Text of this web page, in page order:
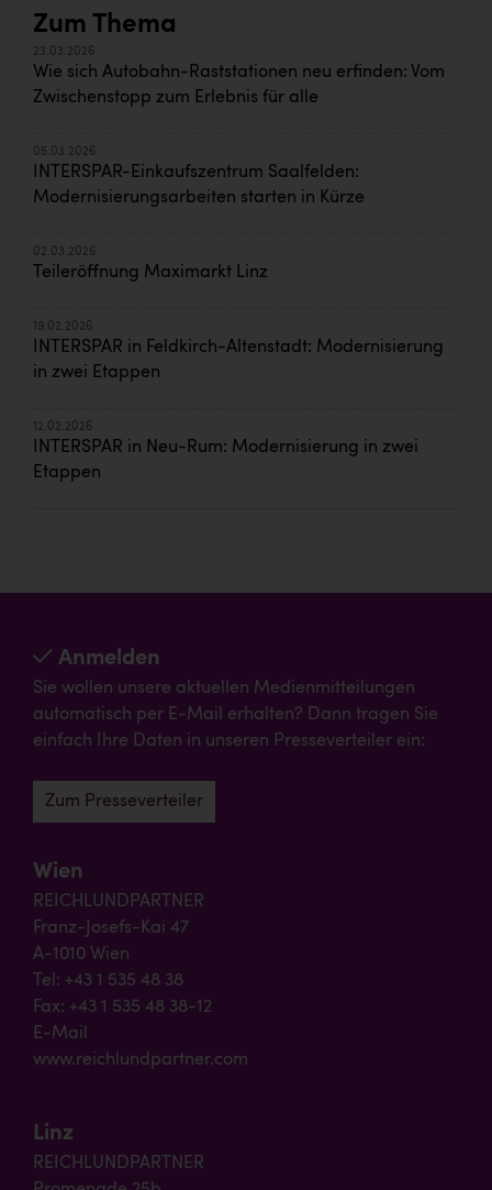
Zum Thema
23.03.2026
Wie sich Autobahn-Raststationen neu erfinden: Vom
Zwischenstopp zum Erlebnis für alle
05.03.2026
INTERSPAR-Einkaufszentrum Saalfelden:
Modernisierungsarbeiten starten in Kürze
02.03.2026
Teileröffnung Maximarkt Linz
19.02.2026
INTERSPAR in Feldkirch-Altenstadt: Modernisierung
in zwei Etappen
12.02.2026
INTERSPAR in Neu-Rum: Modernisierung in zwei
Etappen
Anmelden
Sie wollen unsere aktuellen Medienmitteilungen
automatisch per E-Mail erhalten? Dann tragen Sie
einfach Ihre Daten in unseren Presseverteiler ein:
Zum Presseverteiler
Wien
REICHLUNDPARTNER
Franz-Josefs-Kai 47
A-1010 Wien
Tel: +43 1 535 48 38
Fax: +43 1 535 48 38-12
E-Mail
www.reichlundpartner.com
Linz
REICHLUNDPARTNER